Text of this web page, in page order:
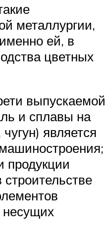
металлургии,
ей, в
цветных
выпускаемой
и сплавы на
является
продукции
строительстве
несущих